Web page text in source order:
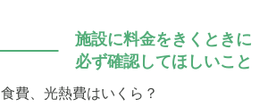
施設に料金をきくときに
必ず確認してほしいこと
食費、光熱費はいくら？